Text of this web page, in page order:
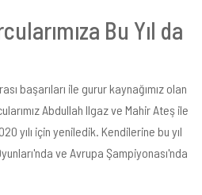
Bu Yıl da
başarıları ile gurur kaynağımız olan
Abdullah Ilgaz ve Mahir Ateş ile
yılı için yeniledik. Kendilerine bu yıl
ve Avrupa Şampiyonası'nda